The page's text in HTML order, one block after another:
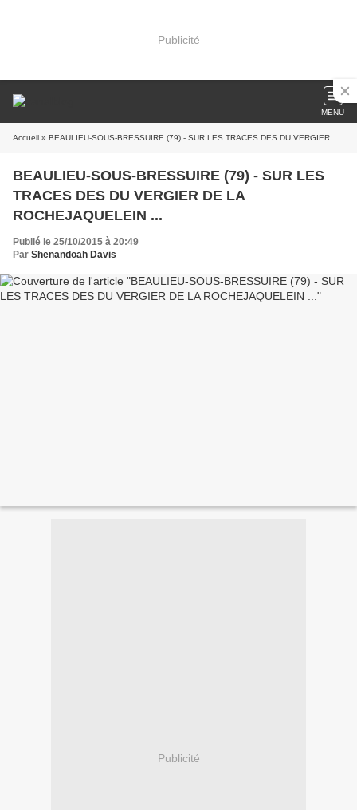
Publicité
MENU
Accueil » BEAULIEU-SOUS-BRESSUIRE (79) - SUR LES TRACES DES DU VERGIER DE LA ROCHEJAQUELEIN ...
BEAULIEU-SOUS-BRESSUIRE (79) - SUR LES
TRACES DES DU VERGIER DE LA
ROCHEJAQUELEIN ...
Publié le 25/10/2015 à 20:49
Par Shenandoah Davis
Publicité